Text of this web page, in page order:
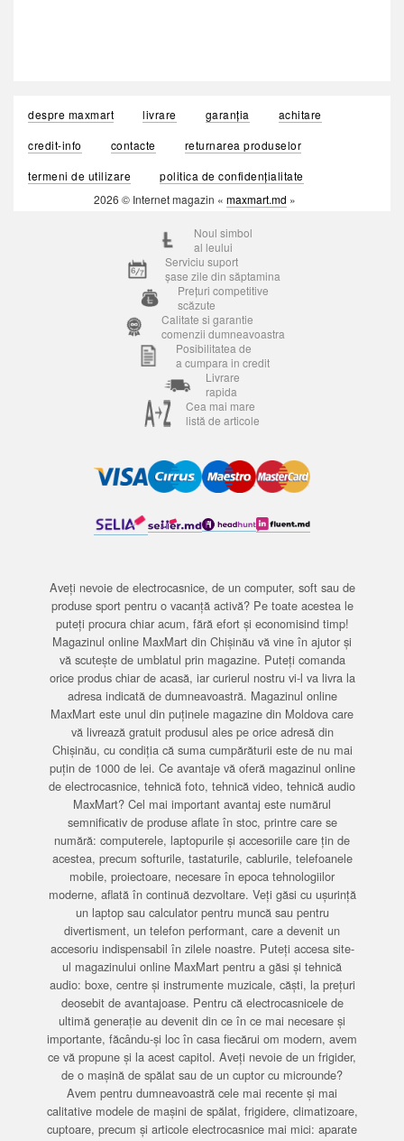
despre maxmart livrare garanția
achitare
credit-info
contacte
returnarea produselor
termeni de utilizare
politica de confidențialitate
2026 © Internet magazin « maxmart.md »
Noul simbol
al leului
Serviciu suport
șase zile din săptamina
Prețuri competitive
scăzute
Calitate si garantie
comenzii dumneavoastra
Posibilitatea de
a cumpara in credit
Livrare
rapida
Cea mai mare
listă de articole
Aveți nevoie de electrocasnice, de un computer, soft sau de
produse sport pentru o vacanță activă? Pe toate acestea le
puteți procura chiar acum, fără efort și economisind timp!
Magazinul online MaxMart din Chișinău vă vine în ajutor și
vă scutește de umblatul prin magazine. Puteți comanda
orice produs chiar de acasă, iar curierul nostru vi-l va livra la
adresa indicată de dumneavoastră. Magazinul online
MaxMart este unul din puținele magazine din Moldova care
vă livrează gratuit produsul ales pe orice adresă din
Chișinău, cu condiția că suma cumpărăturii este de nu mai
puțin de 1000 de lei. Ce avantaje vă oferă magazinul online
de electrocasnice, tehnică foto, tehnică video, tehnică audio
MaxMart? Cel mai important avantaj este numărul
semnificativ de produse aflate în stoc, printre care se
numără: computerele, laptopurile și accesoriile care țin de
acestea, precum softurile, tastaturile, cablurile, telefoanele
mobile, proiectoare, necesare în epoca tehnologiilor
moderne, aflată în continuă dezvoltare. Veți găsi cu ușurință
un laptop sau calculator pentru muncă sau pentru
divertisment, un telefon performant, care a devenit un
accesoriu indispensabil în zilele noastre. Puteți accesa site-
ul magazinului online MaxMart pentru a găsi și tehnică
audio: boxe, centre și instrumente muzicale, căști, la prețuri
deosebit de avantajoase. Pentru că electrocasnicele de
ultimă generație au devenit din ce în ce mai necesare și
importante, făcându-și loc în casa fiecărui om modern, avem
ce vă propune și la acest capitol. Aveți nevoie de un frigider,
de o mașină de spălat sau de un cuptor cu microunde?
Avem pentru dumneavoastră cele mai recente și mai
calitative modele de mașini de spălat, frigidere, climatizoare,
cuptoare, precum și articole electrocasnice mai mici: aparate